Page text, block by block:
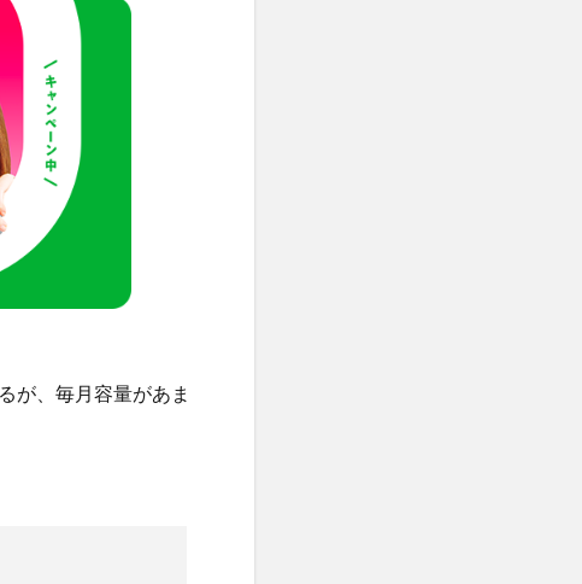
が、毎月容量があま